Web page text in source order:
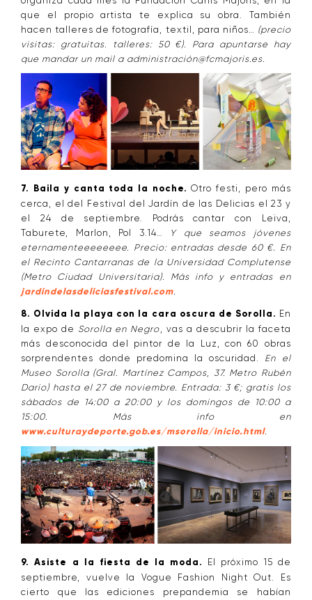
que el propio artista te explica su obra. También
hacen talleres de fotografía, textil, para niños…
(precio
visitas: gratuitas. talleres: 50 €). Para apuntarse hay
que mandar un mail a administración@fcmajoris.es.
7. Baila y canta toda la noche. Otro festi, pero más
cerca, el del Festival del Jardín de las Delicias el 23 y
el 24 de septiembre. Podrás cantar con Leiva,
Taburete, Marlon, Pol 3.14…
Y que seamos jóvenes
eternamenteeeeeeee. Precio: entradas desde 60 €. En
el Recinto Cantarranas de la Universidad Complutense
(Metro Ciudad Universitaria). Más info y entradas en
jardindelasdeliciasfestival.com.
8. Olvida la playa con la cara oscura de Sorolla. En
la expo de Sorolla en Negro, vas a descubrir la faceta
más desconocida del pintor de la Luz, con 60 obras
sorprendentes donde predomina la oscuridad. En el
Museo Sorolla (Gral. Martínez Campos, 37. Metro Rubén
Dario) hasta el 27 de noviembre. Entrada: 3 €; gratis los
sábados de 14:00 a 20:00 y los domingos de 10:00 a
15:00. Más info en
www.culturaydeporte.gob.es/msorolla/inicio.html.
9. Asiste a la fiesta de la moda. El próximo 15 de
septiembre, vuelve la Vogue Fashion Night Out. Es
cierto que las ediciones prepandemia se habían